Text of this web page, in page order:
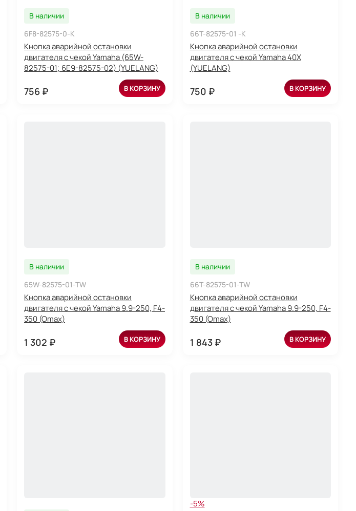
В наличии
6F8-82575-0-K
Кнопка аварийной остановки
двигателя с чекой Yamaha (65W-
82575-01; 6E9-82575-02) (YUELANG)
756 ₽ В КОРЗИНУ
В наличии
66T-82575-01 -K
Кнопка аварийной остановки
двигателя с чекой Yamaha 40X
(YUELANG)
750 ₽ В КОРЗИНУ
В наличии
65W-82575-01-TW
Кнопка аварийной остановки
двигателя с чекой Yamaha 9.9-250, F4-
350 (Omax)
1 302 ₽ В КОРЗИНУ
В наличии
66T-82575-01-TW
Кнопка аварийной остановки
двигателя с чекой Yamaha 9.9-250, F4-
350 (Omax)
1 843 ₽ В КОРЗИНУ
-5%